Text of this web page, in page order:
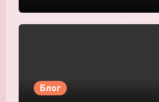
и обзор
Блог